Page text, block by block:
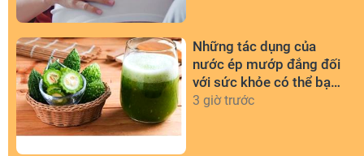
Những tác dụng của
nước ép mướp đắng đối
với sức khỏe có thể bạn
chưa biết
3 giờ trước